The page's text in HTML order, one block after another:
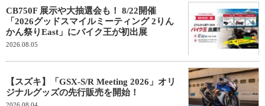
CB750F 展示や大抽選会も！ 8/22開催
「2026グッドスマイルミーティング 2りん
かん祭りEast」にバイク王が初出展
2026.08.05
【スズキ】「GSX-S/R Meeting 2026」オリ
ジナルグッズの先行販売を開始！
2026.08.04